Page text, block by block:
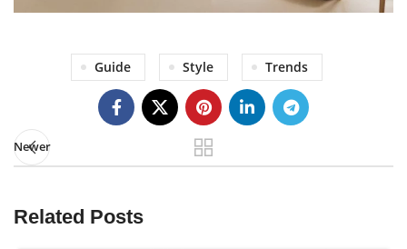
Guide Style Trends
Newer
Related Posts